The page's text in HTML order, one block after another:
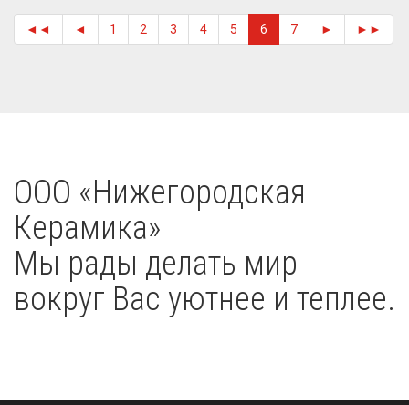
◄◄ ◄ 1 2 3 4 5 6 7 ► ►►
OOO «Нижегородская
Керамика»
Мы рады делать мир
вокруг Вас уютнее и теплее.